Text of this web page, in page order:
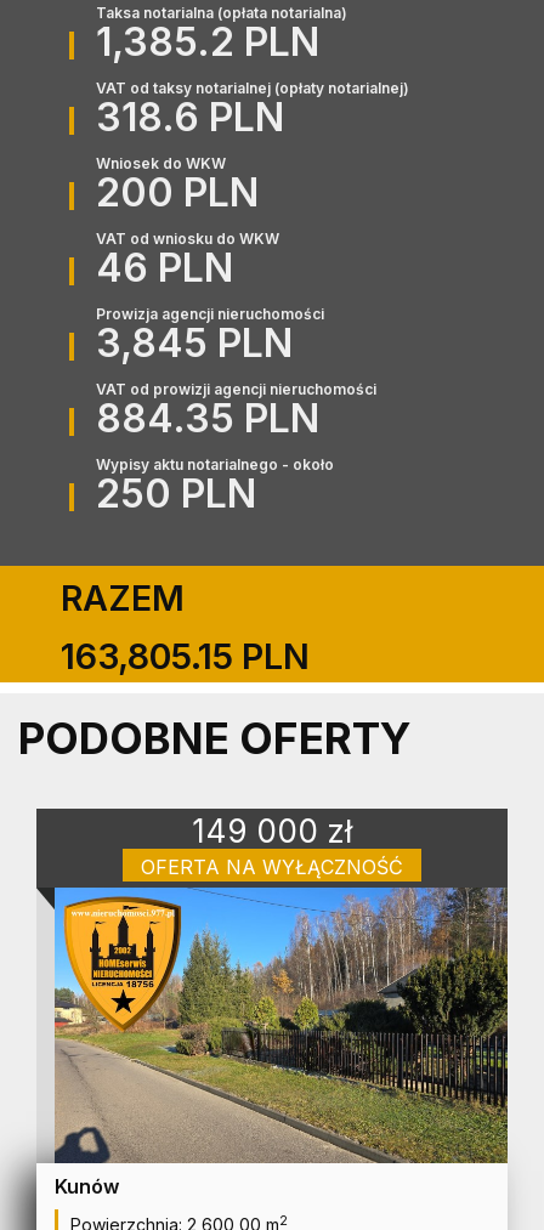
Taksa notarialna (opłata notarialna)
1,385.2 PLN
VAT od taksy notarialnej (opłaty notarialnej)
318.6 PLN
Wniosek do WKW
200 PLN
VAT od wniosku do WKW
46 PLN
Prowizja agencji nieruchomości
3,845 PLN
VAT od prowizji agencji nieruchomości
884.35 PLN
Wypisy aktu notarialnego - około
250 PLN
RAZEM
163,805.15 PLN
PODOBNE OFERTY
149 000 zł
OFERTA NA WYŁĄCZNOŚĆ
działka na sprzedaż
Kunów
Powierzchnia: 2 600,00 m2